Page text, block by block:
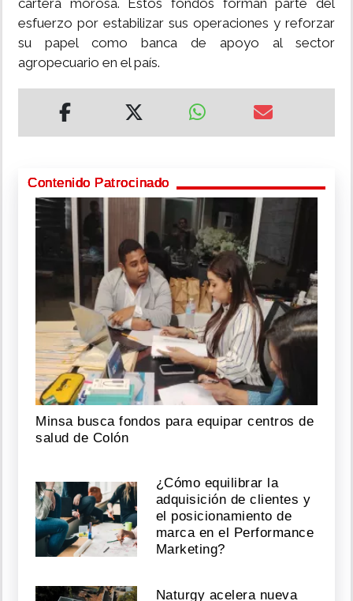
cartera morosa. Estos fondos forman parte del
esfuerzo por estabilizar sus operaciones y reforzar
su papel como banca de apoyo al sector
agropecuario en el país.
Contenido Patrocinado
Minsa busca fondos para equipar centros de
salud de Colón
¿Cómo equilibrar la
adquisición de clientes y
el posicionamiento de
marca en el Performance
Marketing?
Naturgy acelera nueva